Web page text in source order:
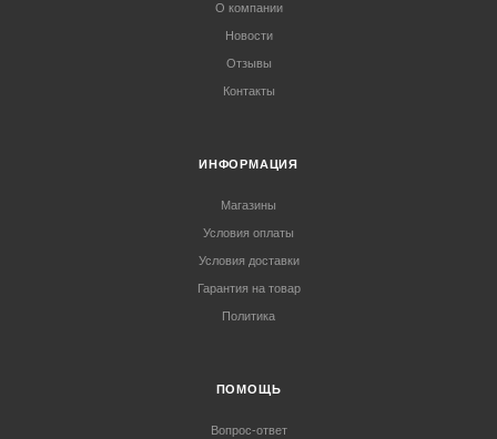
О компании
Новости
Отзывы
Контакты
ИНФОРМАЦИЯ
Магазины
Условия оплаты
Условия доставки
Гарантия на товар
Политика
ПОМОЩЬ
Вопрос-ответ